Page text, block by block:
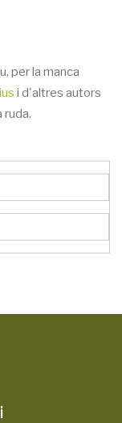
per la manca
i d'altres autors
ruda.